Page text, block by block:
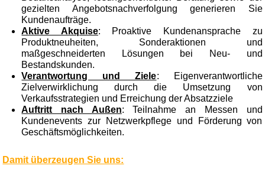
gezielten Angebotsnachverfolgung generieren Sie
Kundenaufträge.
Aktive Akquise: Proaktive Kundenansprache zu
Produktneuheiten, Sonderaktionen und
maßgeschneiderten Lösungen bei Neu- und
Bestandskunden.
Verantwortung und Ziele: Eigenverantwortliche
Zielverwirklichung durch die Umsetzung von
Verkaufsstrategien und Erreichung der Absatzziele
Auftritt nach Außen: Teilnahme an Messen und
Kundenevents zur Netzwerkpflege und Förderung von
Geschäftsmöglichkeiten.
Damit überzeugen Sie uns: